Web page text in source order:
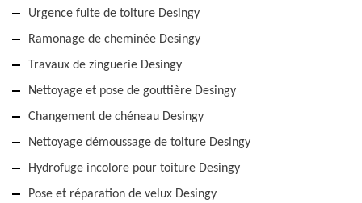
Urgence fuite de toiture Desingy
Ramonage de cheminée Desingy
Travaux de zinguerie Desingy
Nettoyage et pose de gouttière Desingy
Changement de chéneau Desingy
Nettoyage démoussage de toiture Desingy
Hydrofuge incolore pour toiture Desingy
Pose et réparation de velux Desingy